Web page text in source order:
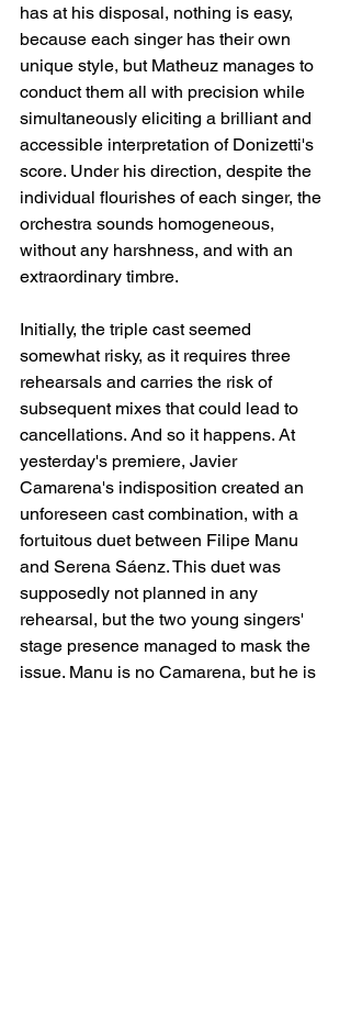
has at his disposal, nothing is easy,
because each singer has their own
unique style, but Matheuz manages to
conduct them all with precision while
simultaneously eliciting a brilliant and
accessible interpretation of Donizetti's
score. Under his direction, despite the
individual flourishes of each singer, the
orchestra sounds homogeneous,
without any harshness, and with an
extraordinary timbre.
Initially, the triple cast seemed
somewhat risky, as it requires three
rehearsals and carries the risk of
subsequent mixes that could lead to
cancellations. And so it happens. At
yesterday's premiere, Javier
Camarena's indisposition created an
unforeseen cast combination, with a
fortuitous duet between Filipe Manu
and Serena Sáenz. This duet was
supposedly not planned in any
rehearsal, but the two young singers'
stage presence managed to mask the
issue. Manu is no Camarena, but he is